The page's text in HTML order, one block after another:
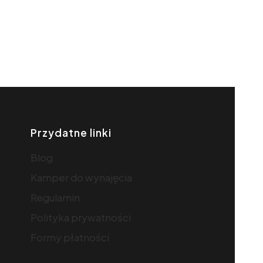
Przydatne linki
Blog
Kamper do wynajęcia
Regulamin
Polityka prywatności
Formy płatności